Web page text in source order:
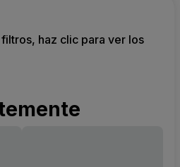
haz clic para ver los